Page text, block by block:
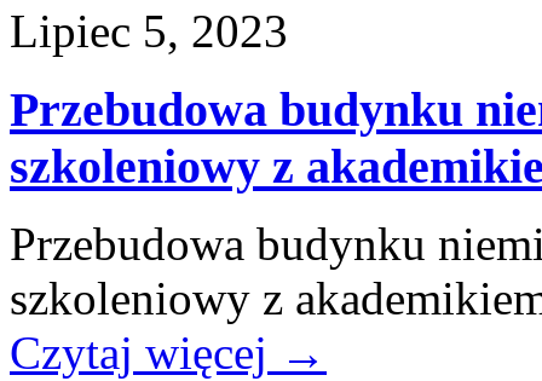
Lipiec 5, 2023
Przebudowa budynku
szkoleniowy z
Przebudowa budynku
szkoleniowy z
Czytaj więcej →